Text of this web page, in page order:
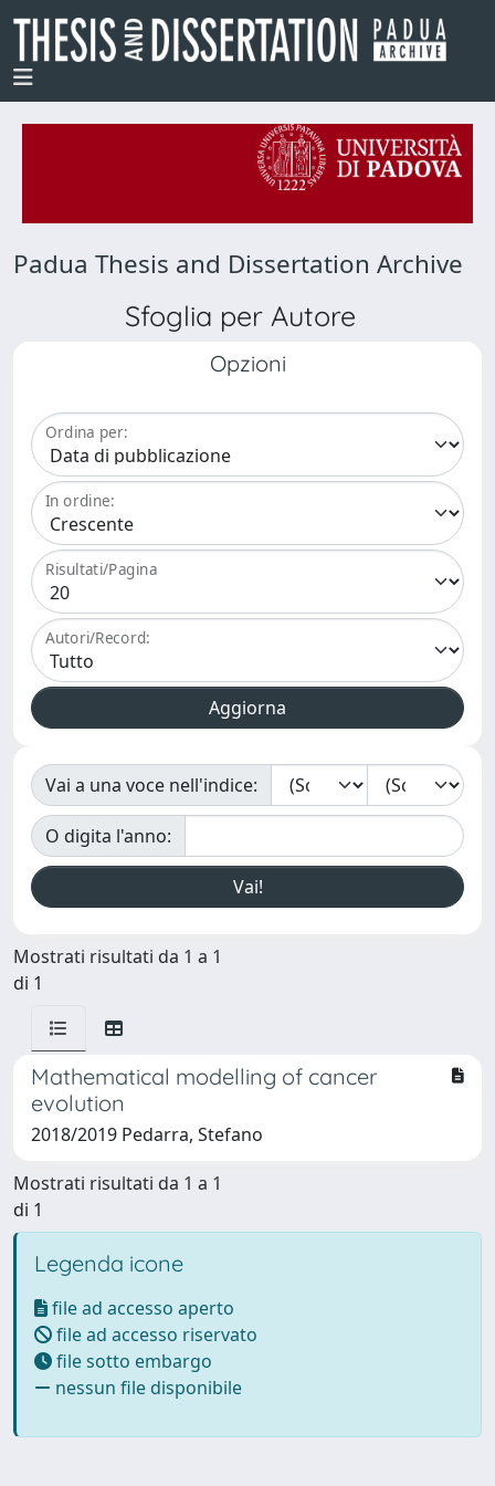
Padua Thesis and Dissertation Archive
Sfoglia per Autore
Opzioni
Ordina per:
In ordine:
Risultati/Pagina
Autori/Record:
Vai a una voce nell'indice:
O digita l'anno:
Mostrati risultati da 1 a 1
di 1
Mathematical modelling of cancer
evolution
2018/2019 Pedarra, Stefano
Mostrati risultati da 1 a 1
di 1
Legenda icone
file ad accesso aperto
file ad accesso riservato
file sotto embargo
nessun file disponibile